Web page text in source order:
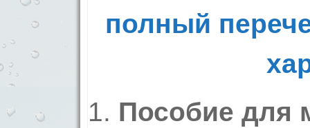
полный
Пособие для